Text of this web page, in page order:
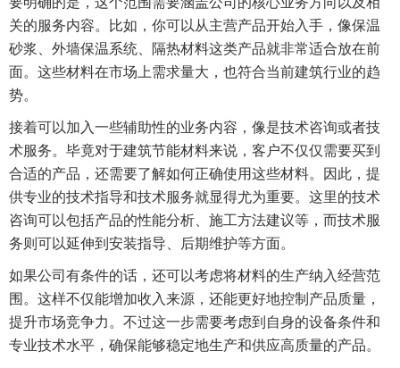
关的服务内容。比如，你可以从主营产品开始入手，像保温
砂浆、外墙保温系统、隔热材料这类产品就非常适合放在前
面。这些材料在市场上需求量大，也符合当前建筑行业的趋
势。
接着可以加入一些辅助性的业务内容，像是技术咨询或者技
术服务。毕竟对于建筑节能材料来说，客户不仅仅需要买到
合适的产品，还需要了解如何正确使用这些材料。因此，提
供专业的技术指导和技术服务就显得尤为重要。这里的技术
咨询可以包括产品的性能分析、施工方法建议等，而技术服
务则可以延伸到安装指导、后期维护等方面。
如果公司有条件的话，还可以考虑将材料的生产纳入经营范
围。这样不仅能增加收入来源，还能更好地控制产品质量，
提升市场竞争力。不过这一步需要考虑到自身的设备条件和
专业技术水平，确保能够稳定地生产和供应高质量的产品。